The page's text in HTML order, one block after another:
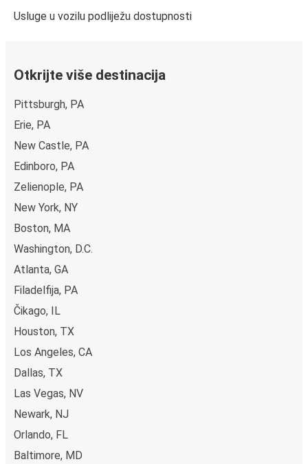
Usluge u vozilu podliježu dostupnosti
Otkrijte više destinacija
Pittsburgh, PA
Erie, PA
New Castle, PA
Edinboro, PA
Zelienople, PA
New York, NY
Boston, MA
Washington, D.C.
Atlanta, GA
Filadelfija, PA
Čikago, IL
Houston, TX
Los Angeles, CA
Dallas, TX
Las Vegas, NV
Newark, NJ
Orlando, FL
Baltimore, MD